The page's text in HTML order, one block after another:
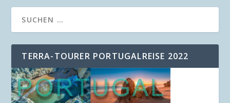
TERRA-TOURER PORTUGALREISE 2022